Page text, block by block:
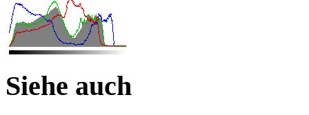
Siehe auch